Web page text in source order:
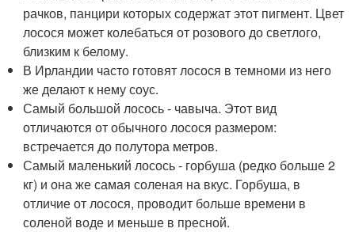
рачков, панцири которых содержат этот пигмент. Цвет
лосося может колебаться от розового до светлого,
близким к белому.
В Ирландии часто готовят лосося в темноми из него
же делают к нему соус.
Самый большой лосось - чавыча. Этот вид
отличаются от обычного лосося размером:
встречается до полутора метров.
Самый маленький лосось - горбуша (редко больше 2
кг) и она же самая соленая на вкус. Горбуша, в
отличие от лосося, проводит больше времени в
соленой воде и меньше в пресной.